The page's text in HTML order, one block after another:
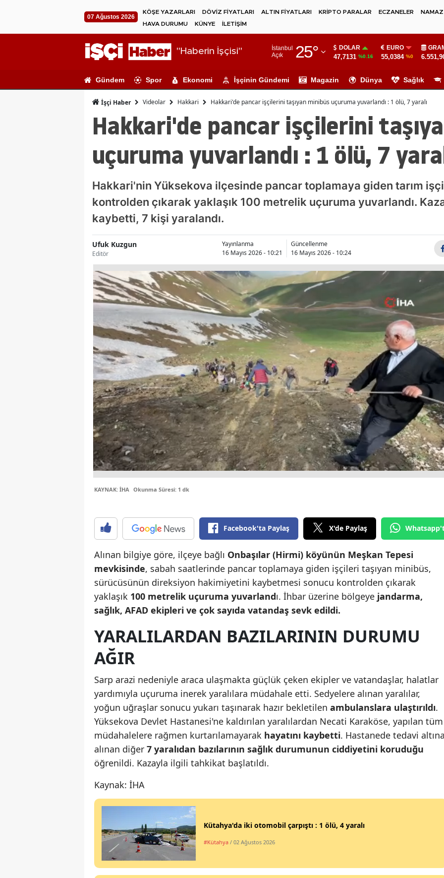
07 Ağustos 2026
KÖŞE YAZARLARI DÖVİZ FİYATLARI ALTIN FİYATLARI KRİPTO PARALAR ECZANELER
NAMAZ
HAVA DURUMU
KÜNYE İLETİŞİM
"Haberin İşçisi"
İstanbul
Açık
25°
Adıyaman
Ağrı
Ankara
Antalya
Aydın
Bilecik
Bingöl
Bitlis
Bolu
Burdur
Bursa
Çanakkale
Çankırı
Çorum
Denizli
Diyarbakır
Edirne
Elazığ
Erzurum
Eskişehir
Gaziantep
Giresun
Gümüşhane
Hakkari
Hatay
Mersin
İzmir
Kars
Kırşehir
DOLAR
47,7131 %0.16
EURO
55,0384 %0
Gündem Spor Ekonomi İşçinin Gündemi Magazin Dünya Sağlık
İşçi Haber Videolar Hakkari Hakkari'de pancar işçilerini taşıyan minibüs uçuruma yuvarlandı : 1 ölü, 7 yaralı
Hakkari'de pancar işçilerini
uçuruma yuvarlandı : 1 ölü, 7
Hakkari'nin Yüksekova ilçesinde pancar toplamaya giden tarım
kontrolden çıkarak yaklaşık 100 metrelik uçuruma yuvarlandı.
kaybetti, 7 kişi yaralandı.
Ufuk Kuzgun
Editör
Yayınlanma
16 Mayıs 2026 - 10:21
Güncellenme
16 Mayıs 2026 - 10:24
KAYNAK: İHA Okunma Süresi: 1 dk
Facebook'ta Paylaş X'de Paylaş
Alınan bilgiye göre, ilçeye bağlı Onbaşılar (Hirmi) köyünün Meşkan Tepesi
mevkisinde, sabah saatlerinde pancar toplamaya giden işçileri taşıyan minibüs,
sürücüsünün direksiyon hakimiyetini kaybetmesi sonucu kontrolden çıkarak
yaklaşık 100 metrelik uçuruma yuvarlandı. İhbar üzerine bölgeye jandarma,
sağlık, AFAD ekipleri ve çok sayıda vatandaş sevk edildi.
YARALILARDAN BAZILARININ DURUMU
AĞIR
Sarp arazi nedeniyle araca ulaşmakta güçlük çeken ekipler ve vatandaşlar, halatlar
yardımıyla uçuruma inerek yaralılara müdahale etti. Sedyelere alınan yaralılar,
yoğun uğraşlar sonucu yukarı taşınarak hazır bekletilen ambulanslara ulaştırıldı.
Yüksekova Devlet Hastanesi'ne kaldırılan yaralılardan Necati Karaköse, yapılan tüm
müdahalelere rağmen kurtarılamayarak hayatını kaybetti. Hastanede tedavi
alınan diğer 7 yaralıdan bazılarının sağlık durumunun ciddiyetini koruduğu
öğrenildi. Kazayla ilgili tahkikat başlatıldı.
Kaynak: İHA
Kütahya'da iki otomobil çarpıştı : 1 ölü, 4 yaralı
#Kütahya / 02 Ağustos 2026